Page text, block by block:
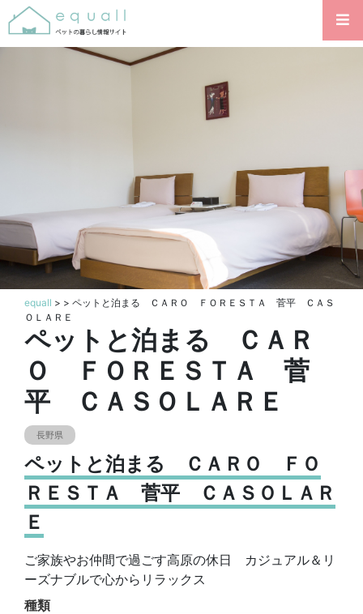
equall > > ペットと泊まる ＣＡＲＯ ＦＯＲＥＳＴＡ 菅平 ＣＡＳ
ＯＬＡＲＥ
ペットと泊まる ＣＡＲ
Ｏ ＦＯＲＥＳＴＡ 菅
平 ＣＡＳＯＬＡＲＥ
長野県
ペットと泊まる ＣＡＲＯ ＦＯ
ＲＥＳＴＡ 菅平 ＣＡＳＯＬＡＲ
Ｅ
ご家族やお仲間で過ごす高原の休日 カジュアル＆リ
ーズナブルで心からリラックス
種類